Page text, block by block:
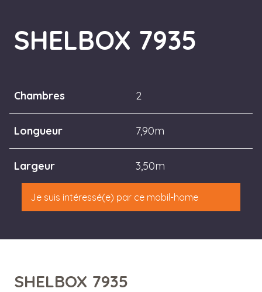
SHELBOX 7935
Chambres 2
Longueur 7,90m
Largeur 3,50m
Je suis intéressé(e) par ce mobil-home
SHELBOX 7935